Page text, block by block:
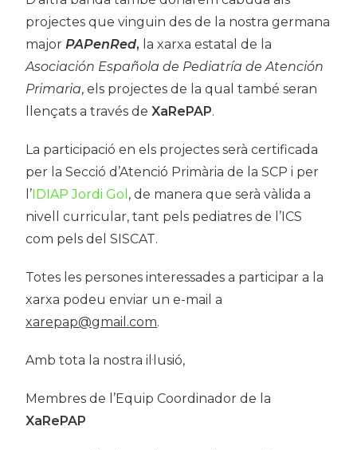
projectes que vinguin des de la nostra germana
major PAPenRed, la xarxa estatal de la
Asociación Española de Pediatría de Atención
Primaria, els projectes de la qual també seran
llençats a través deXaRePAP.
La participació en els projectes serà certificada
per la Secció d’Atenció Primària de la SCP i per
l’IDIAP Jordi Gol , de manera que serà vàlida a
nivell curricular, tant pels pediatres de l’ICS
com pels del SISCAT.
Totes les persones interessades a participar a la
xarxa podeu enviar un e-mail a
xarepap@gmail.com.
Amb tota la nostra il·lusió,
Membres de l’Equip Coordinador de la
XaRePAP